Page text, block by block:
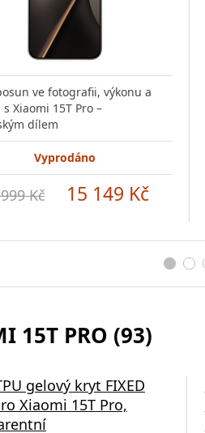
ve fotografii, výkonu a
Xiaomi 15T Pro –
dílem
Vyprodáno
Kč 15 149 Kč
15T PRO (93)
gelový kryt FIXED
Xiaomi 15T Pro,